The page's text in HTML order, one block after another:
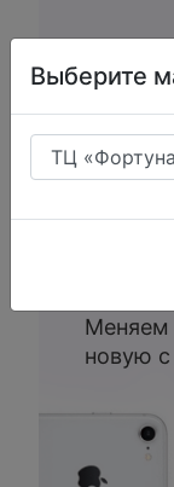
Выберите
Меняем
новую с